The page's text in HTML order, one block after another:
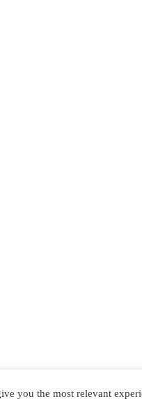
you the most relevant